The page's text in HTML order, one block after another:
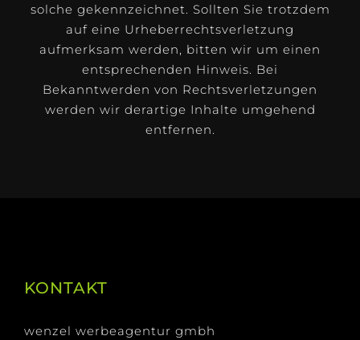
solche gekennzeichnet. Sollten Sie trotzdem
auf eine Urheberrechtsverletzung
aufmerksam werden, bitten wir um einen
entsprechenden Hinweis. Bei
Bekanntwerden von Rechtsverletzungen
werden wir derartige Inhalte umgehend
entfernen.
KONTAKT
wenzel werbeagentur gmbh